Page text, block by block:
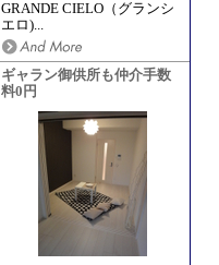
GRANDE CIELO（グランシ
エロ)...
ギャラン御供所も仲介手数
料0円